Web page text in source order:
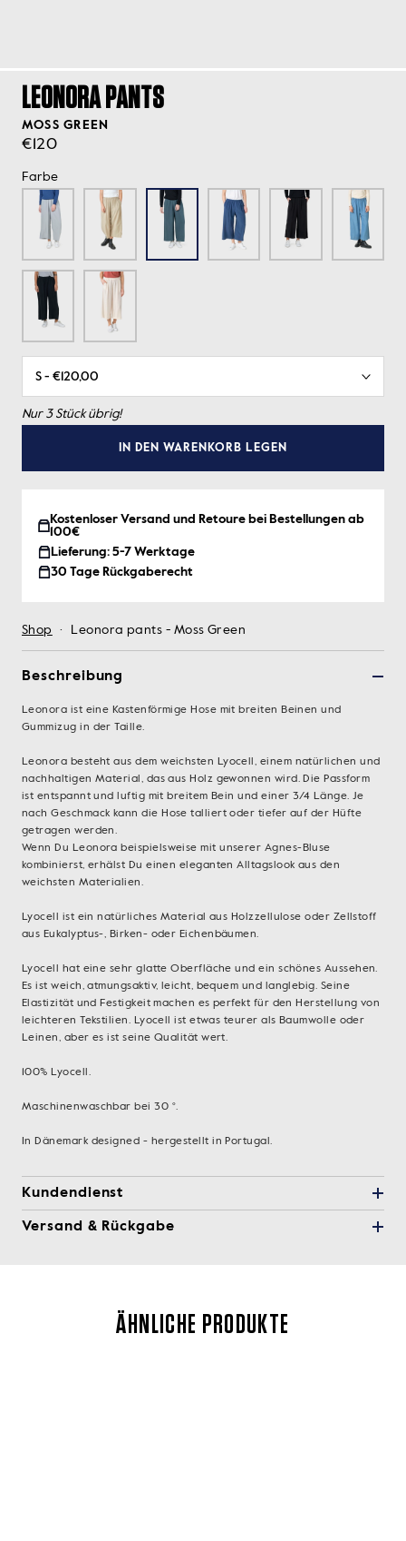
LEONORA PANTS
MOSS GREEN
€120
Farbe
Nur 3 Stück übrig!
IN DEN WARENKORB LEGEN
Kostenloser Versand und Retoure bei Bestellungen ab
100€
Lieferung: 5-7 Werktage
30 Tage Rückgaberecht
Shop · Leonora pants - Moss Green
Beschreibung
Leonora ist eine Kastenförmige Hose mit breiten Beinen und
Gummizug in der Taille.
Leonora besteht aus dem weichsten Lyocell, einem natürlichen und
nachhaltigen Material, das aus Holz gewonnen wird. Die Passform
ist entspannt und luftig mit breitem Bein und einer 3/4 Länge. Je
nach Geschmack kann die Hose talliert oder tiefer auf der Hüfte
getragen werden.
Wenn Du Leonora beispielsweise mit unserer Agnes-Bluse
kombinierst, erhälst Du einen eleganten Alltagslook aus den
weichsten Materialien.
Lyocell ist ein natürliches Material aus Holzzellulose oder Zellstoff
aus Eukalyptus-, Birken- oder Eichenbäumen.
Lyocell hat eine sehr glatte Oberfläche und ein schönes Aussehen.
Es ist weich, atmungsaktiv, leicht, bequem und langlebig. Seine
Elastizität und Festigkeit machen es perfekt für den Herstellung von
leichteren Tekstilien. Lyocell ist etwas teurer als Baumwolle oder
Leinen, aber es ist seine Qualität wert.
100% Lyocell.
Maschinenwaschbar bei 30 °.
In Dänemark designed - hergestellt in Portugal.
Kundendienst
Versand & Rückgabe
ÄHNLICHE PRODUKTE